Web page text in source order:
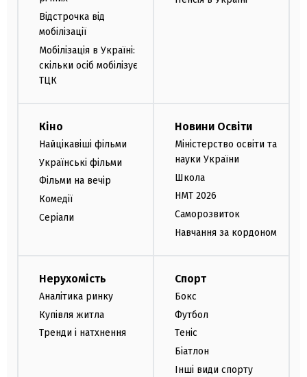
Відстрочка від
мобілізації
Мобілізація в Україні:
скільки осіб мобілізує
ТЦК
Кіно
Найцікавіші фільми
Українські фільми
Фільми на вечір
Комедії
Серіали
Новини Освіти
Міністерство освіти та
науки України
Школа
НМТ 2026
Саморозвиток
Навчання за кордоном
Нерухомість
Аналітика ринку
Купівля житла
Тренди і натхнення
Спорт
Бокс
Футбол
Теніс
Біатлон
Інші види спорту